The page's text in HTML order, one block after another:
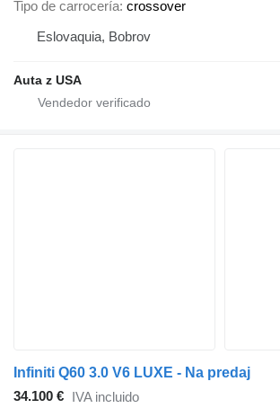
Tipo de carrocería crossover
Eslovaquia, Bobrov
Auta z USA
Infiniti Q60 3.0 V6 LUXE - Na predaj
34.100 € IVA incluido